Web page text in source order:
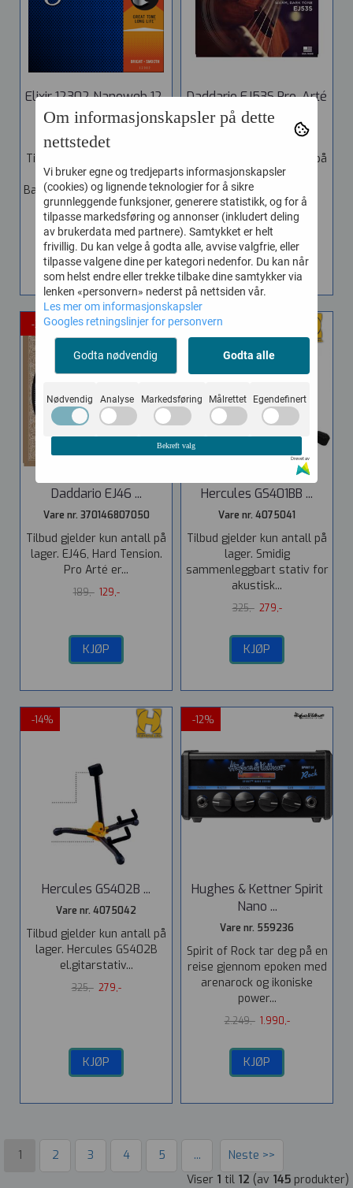
Elixir 12302 Nanoweb 12-
68 ...
Vare nr. 109419
Tilbud gjelder kun antall på
lager. Strengesett for
Baritone El.Gitar. Tjukkelse...
199,- 149,-
KJØP
Daddario EJ53S Pro-Arté
...
Vare nr. 370592017050
Tilbud gjelder kun antall på
lager. Tension Chart ...
98,- 79,-
KJØP
-32%
Daddario EJ46 ...
Vare nr. 370146807050
Tilbud gjelder kun antall på
lager. EJ46, Hard Tension.
Pro Arté er...
189,- 129,-
KJØP
-14%
Hercules GS401BB ...
Vare nr. 4075041
Tilbud gjelder kun antall på
lager. Smidig
sammenleggbart stativ for
akustisk...
325,- 279,-
KJØP
-14%
Hercules GS402B ...
Vare nr. 4075042
Tilbud gjelder kun antall på
lager. Hercules GS402B
el.gitarstativ...
325,- 279,-
KJØP
-12%
Hughes & Kettner Spirit
Nano ...
Vare nr. 559236
Spirit of Rock tar deg på en
reise gjennom epoken med
arenarock og ikoniske
power...
2.249,- 1.990,-
KJØP
1 2 3 4 5 ...
Neste >>
Viser 1 til 12 (av 145 produkter)
Om informasjonskapsler på dette
nettstedet
Vi bruker egne og tredjeparts informasjonskapsler
(cookies) og lignende teknologier for å sikre
grunnleggende funksjoner, generere statistikk, og for å
tilpasse markedsføring og annonser (inkludert deling
av brukerdata med partnere). Samtykket er helt
frivillig. Du kan velge å godta alle, avvise valgfrie, eller
tilpasse valgene dine per kategori nedenfor. Du kan når
som helst endre eller trekke tilbake dine samtykker via
lenken «personvern» nederst på nettsiden vår.
Les mer om informasjonskapsler
Googles retningslinjer for personvern
Godta nødvendig Godta alle
Nødvendig Analyse Markedsføring Målrettet Egendefinert
Bekreft valg
Drevet av